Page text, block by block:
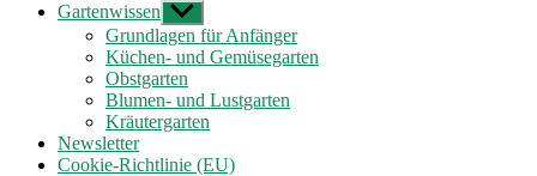
Gartenwissen Untermenü
anzeigen
Grundlagen für Anfänger
Küchen- und Gemüsegarten
Obstgarten
Blumen- und Lustgarten
Kräutergarten
Newsletter
Cookie-Richtlinie (EU)